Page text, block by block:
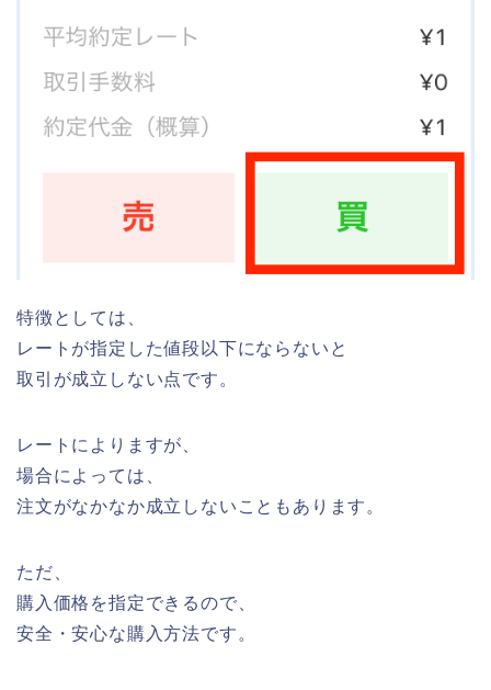
特徴としては、
レートが指定した値段以下にならないと
取引が成立しない点です。
レートによりますが、
場合によっては、
注文がなかなか成立しないこともあります。
ただ、
購入価格を指定できるので、
安全・安心な購入方法です。